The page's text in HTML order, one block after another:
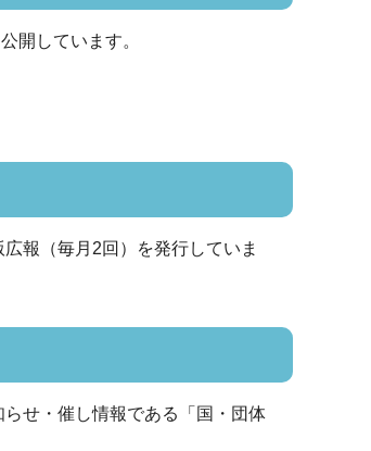
開しています。
報（毎月2回）を発行していま
せ・催し情報である「国・団体